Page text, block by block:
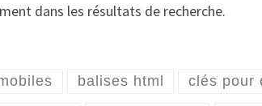
dans les résultats de recherche.
balises html clés pour